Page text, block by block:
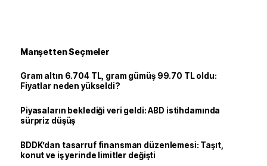
Manşetten Seçmeler
Gram altın 6.704 TL, gram gümüş 99.70 TL oldu:
Fiyatlar neden yükseldi?
Piyasaların beklediği veri geldi: ABD istihdamında
sürpriz düşüş
BDDK’dan tasarruf finansman düzenlemesi: Taşıt,
konut ve iş yerinde limitler değişti